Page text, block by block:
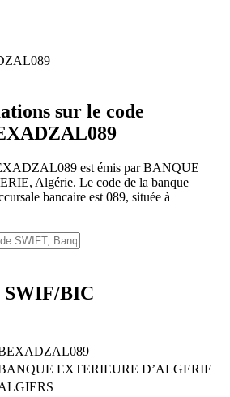
sur le code
est émis par BANQUE
Algérie. Le code de la banque
bancaire est 089, située à
SWIF/BIC
EXTERIEURE D’ALGERIE